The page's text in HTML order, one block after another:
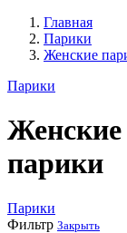
Главная
Парики
Женские
Парики
парики
Парики
Фильтр Закрыть